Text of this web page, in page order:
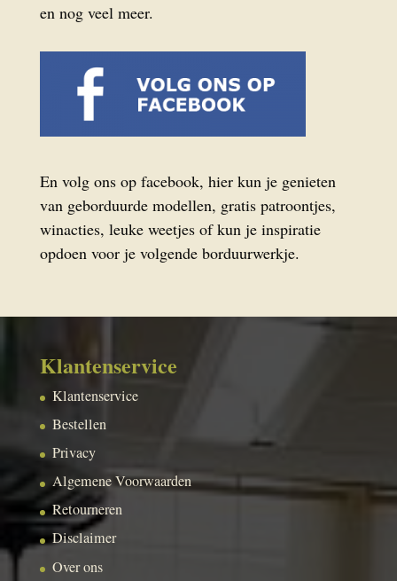
en nog veel meer.
En volg ons op facebook, hier kun je genieten
van geborduurde modellen, gratis patroontjes,
winacties, leuke weetjes of kun je inspiratie
opdoen voor je volgende borduurwerkje.
Klantenservice
Klantenservice
Bestellen
Privacy
Algemene Voorwaarden
Retourneren
Disclaimer
Over ons